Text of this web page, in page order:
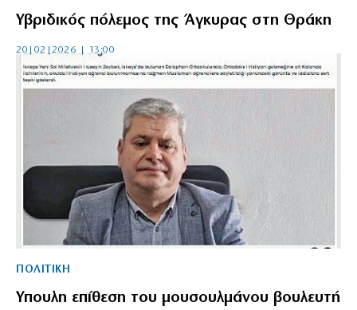
Υβριδικός πόλεμος της Άγκυρας στη Θράκη
20|02|2026 | 13:00
ΠΟΛΙΤΙΚΗ
Υπουλη επίθεση του μουσουλμάνου βουλευτή